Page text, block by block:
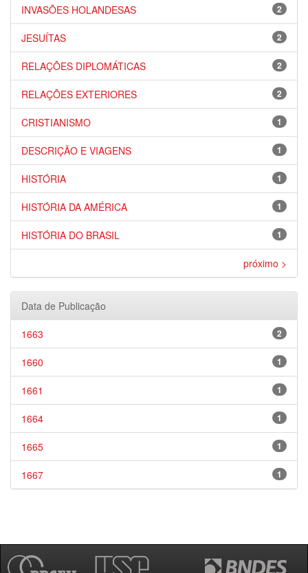
2
INVASÕES HOLANDESAS
2
JESUÍTAS
2
RELAÇÕES DIPLOMÁTICAS
2
RELAÇÕES EXTERIORES
1
CRISTIANISMO
1
DESCRIÇÃO E VIAGENS
1
HISTÓRIA
1
HISTÓRIA DA AMÉRICA
1
HISTÓRIA DO BRASIL
próximo >
Data de Publicação
2
1663
1
1660
1
1661
1
1664
1
1665
1
1667